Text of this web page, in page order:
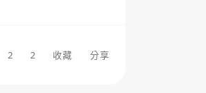
2 2 收藏 分享